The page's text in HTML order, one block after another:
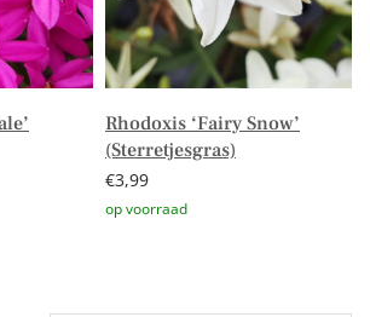
Rhodoxis ‘Fairy Snow’
(Sterretjesgras)
€3,99